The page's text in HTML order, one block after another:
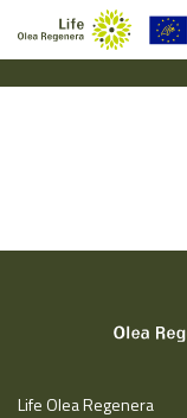
Solicitud
Life Olea Regenera